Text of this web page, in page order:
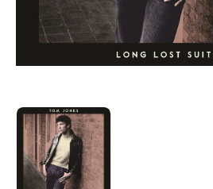
啟
第
1
張